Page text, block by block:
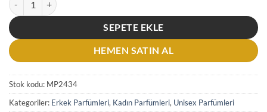
SEPETE EKLE
HEMEN SATIN AL
Stok kodu: MP2434
Kategoriler: Erkek Parfümleri, Kadın Parfümleri, Unisex Parfümleri